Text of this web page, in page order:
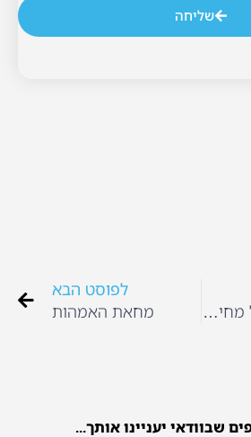
שליחה
חוק הפיקוח על מחיר הצהרונים
לפוסט הבא
מחאת האמהות
שבוודאי יעניינו אותך...